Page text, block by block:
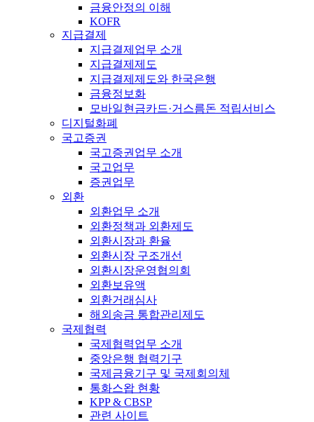
금융안정의 이해
KOFR
지급결제
지급결제업무 소개
지급결제제도
지급결제제도와 한국은행
금융정보화
모바일현금카드·거스름돈 적립서비스
디지털화폐
국고증권
국고증권업무 소개
국고업무
증권업무
외환
외환업무 소개
외환정책과 외환제도
외환시장과 환율
외환시장 구조개선
외환시장운영협의회
외환보유액
외환거래심사
해외송금 통합관리제도
국제협력
국제협력업무 소개
중앙은행 협력기구
국제금융기구 및 국제회의체
통화스왑 현황
KPP & CBSP
관련 사이트